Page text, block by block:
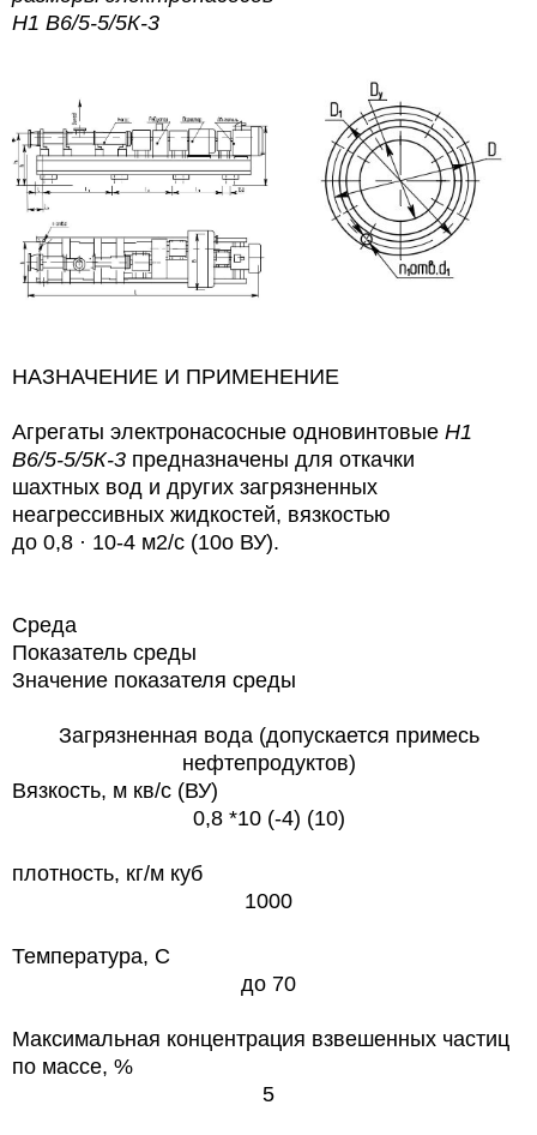
Н1 В6/5-5/5К-3
НАЗНАЧЕНИЕ И ПРИМЕНЕНИЕ
Агрегаты электронасосные одновинтовые Н1
В6/5-5/5К-3 предназначены для откачки
шахтных вод и других загрязненных
неагрессивных жидкостей, вязкостью
до 0,8 · 10-4 м2/с (10о ВУ).
Среда
Показатель среды
Значение показателя среды
Загрязненная вода (допускается примесь
нефтепродуктов)
Вязкость, м кв/с (ВУ)
0,8 *10 (-4) (10)
плотность, кг/м куб
1000
Температура, C
до 70
Максимальная концентрация взвешенных частиц
по массе, %
5